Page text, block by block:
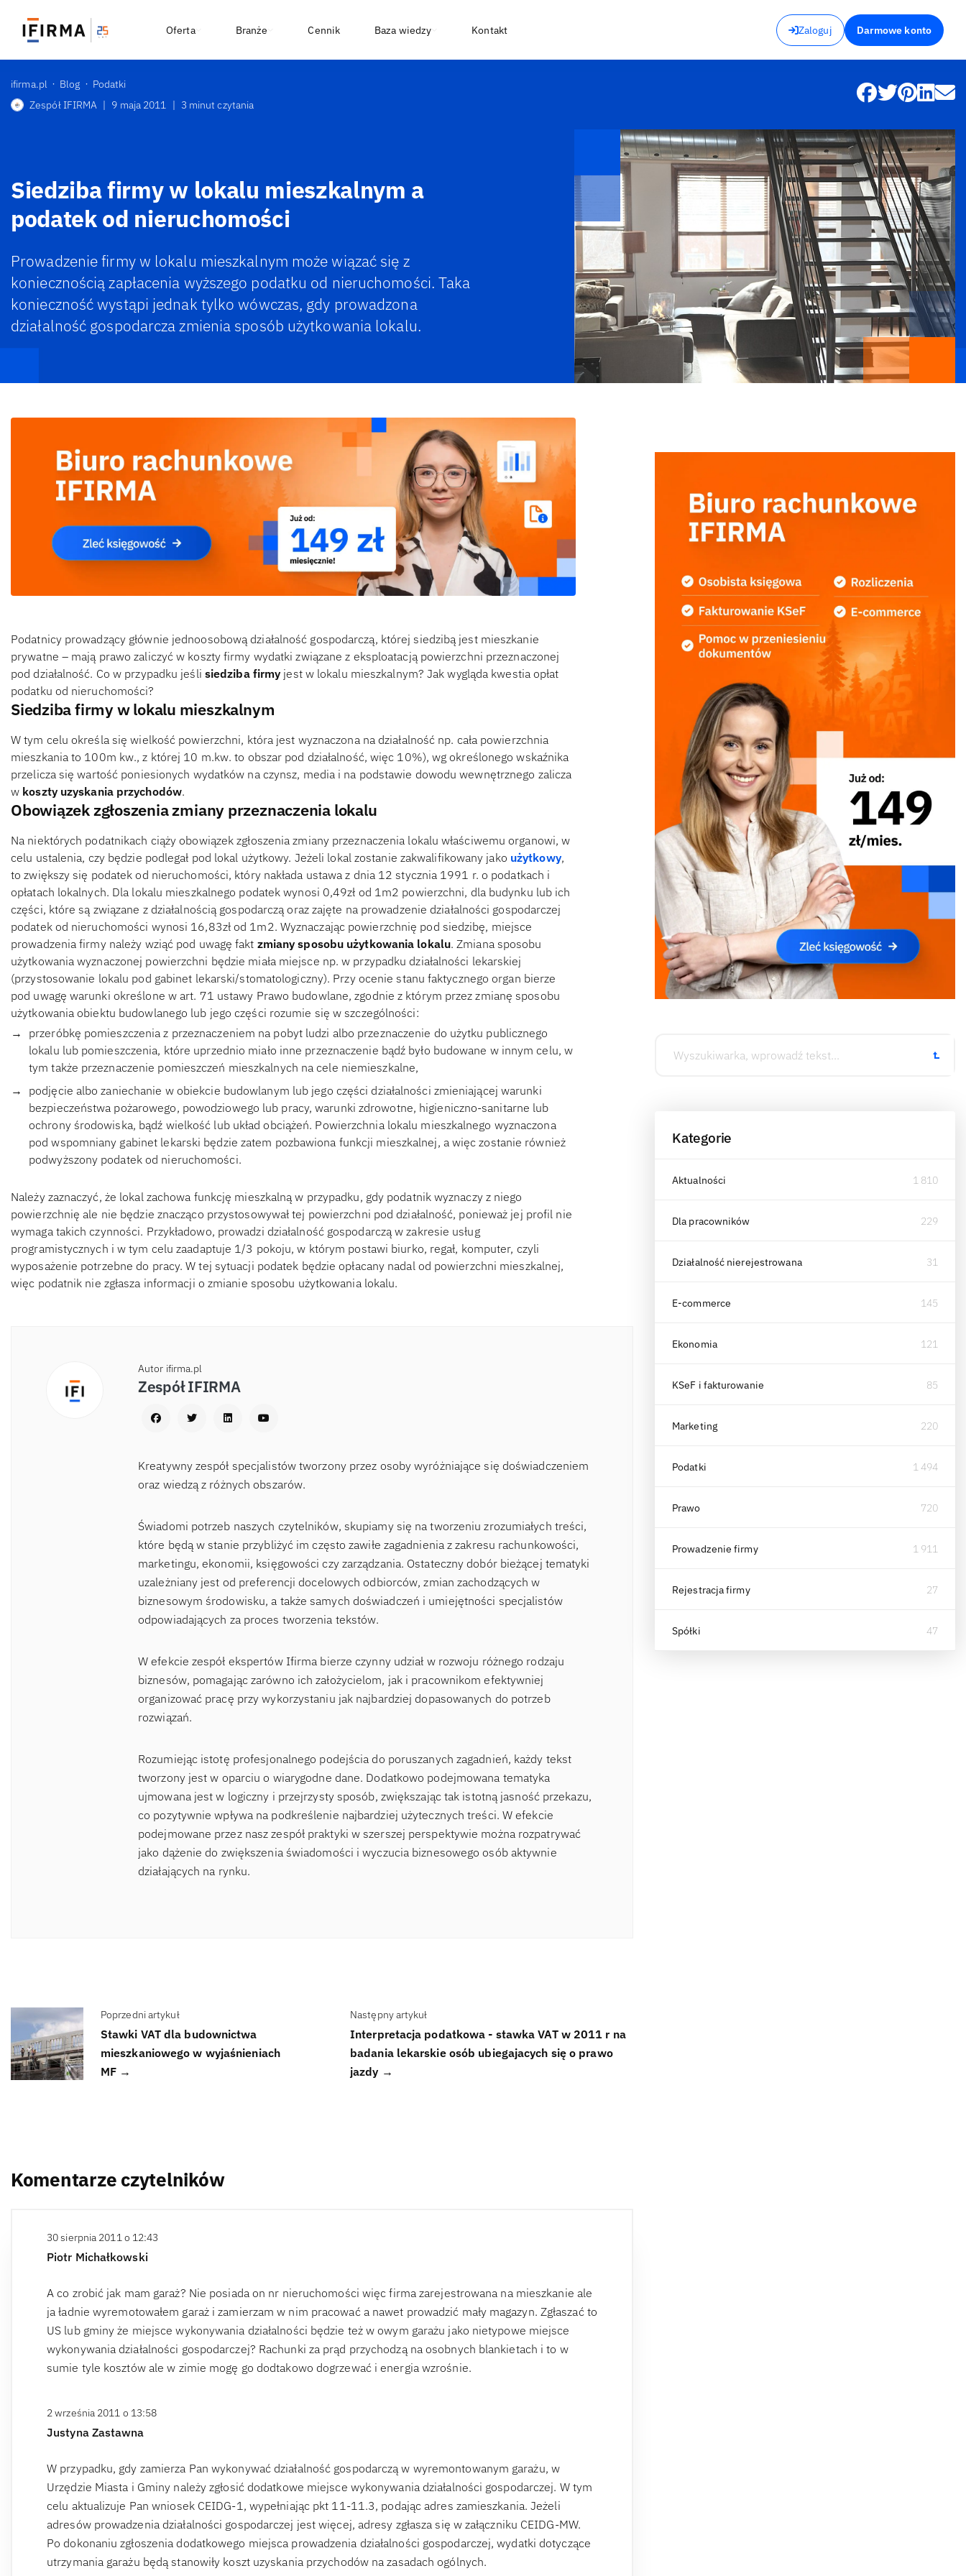
Zaloguj Darmowe konto
Oferta Branże Cennik Baza wiedzy Kontakt
ifirma.pl Blog
Podatki
Zespół IFIRMA | 9 maja 2011 | 3 minut czytania
Siedziba firmy w lokalu mieszkalnym a
podatek od nieruchomości
Prowadzenie firmy w lokalu mieszkalnym może wiązać się z
koniecznością zapłacenia wyższego podatku od nieruchomości. Taka
konieczność wystąpi jednak tylko wówczas, gdy prowadzona
działalność gospodarcza zmienia sposób użytkowania lokalu.
Podatnicy prowadzący głównie jednoosobową działalność gospodarczą, której siedzibą jest mieszkanie
prywatne – mają prawo zaliczyć w koszty firmy wydatki związane z eksploatacją powierzchni przeznaczonej
pod działalność. Co w przypadku jeśli siedziba firmy jest w lokalu mieszkalnym? Jak wygląda kwestia opłat
podatku od nieruchomości?
Siedziba firmy w lokalu mieszkalnym
W tym celu określa się wielkość powierzchni, która jest wyznaczona na działalność np. cała powierzchnia
mieszkania to 100m kw., z której 10 m.kw. to obszar pod działalność, więc 10%), wg określonego wskaźnika
przelicza się wartość poniesionych wydatków na czynsz, media i na podstawie dowodu wewnętrznego zalicza
w koszty uzyskania przychodów.
Obowiązek zgłoszenia zmiany przeznaczenia lokalu
Na niektórych podatnikach ciąży obowiązek zgłoszenia zmiany przeznaczenia lokalu właściwemu organowi, w
celu ustalenia, czy będzie podlegał pod lokal użytkowy. Jeżeli lokal zostanie zakwalifikowany jako użytkowy,
to zwiększy się podatek od nieruchomości, który nakłada ustawa z dnia 12 stycznia 1991 r. o podatkach i
opłatach lokalnych. Dla lokalu mieszkalnego podatek wynosi 0,49zł od 1m2 powierzchni, dla budynku lub ich
części, które są związane z działalnością gospodarczą oraz zajęte na prowadzenie działalności gospodarczej
podatek od nieruchomości wynosi 16,83zł od 1m2. Wyznaczając powierzchnię pod siedzibę, miejsce
prowadzenia firmy należy wziąć pod uwagę fakt zmiany sposobu użytkowania lokalu. Zmiana sposobu
użytkowania wyznaczonej powierzchni będzie miała miejsce np. w przypadku działalności lekarskiej
(przystosowanie lokalu pod gabinet lekarski/stomatologiczny). Przy ocenie stanu faktycznego organ bierze
pod uwagę warunki określone w art. 71 ustawy Prawo budowlane, zgodnie z którym przez zmianę sposobu
użytkowania obiektu budowlanego lub jego części rozumie się w szczególności:
przeróbkę pomieszczenia z przeznaczeniem na pobyt ludzi albo przeznaczenie do użytku publicznego
lokalu lub pomieszczenia, które uprzednio miało inne przeznaczenie bądź było budowane w innym celu, w
tym także przeznaczenie pomieszczeń mieszkalnych na cele niemieszkalne,
podjęcie albo zaniechanie w obiekcie budowlanym lub jego części działalności zmieniającej warunki
bezpieczeństwa pożarowego, powodziowego lub pracy, warunki zdrowotne, higieniczno-sanitarne lub
ochrony środowiska, bądź wielkość lub układ obciążeń. Powierzchnia lokalu mieszkalnego wyznaczona
pod wspomniany gabinet lekarski będzie zatem pozbawiona funkcji mieszkalnej, a więc zostanie również
podwyższony podatek od nieruchomości.
Należy zaznaczyć, że lokal zachowa funkcję mieszkalną w przypadku, gdy podatnik wyznaczy z niego
powierzchnię ale nie będzie znacząco przystosowywał tej powierzchni pod działalność, ponieważ jej profil nie
wymaga takich czynności. Przykładowo, prowadzi działalność gospodarczą w zakresie usług
programistycznych i w tym celu zaadaptuje 1/3 pokoju, w którym postawi biurko, regał, komputer, czyli
wyposażenie potrzebne do pracy. W tej sytuacji podatek będzie opłacany nadal od powierzchni mieszkalnej,
więc podatnik nie zgłasza informacji o zmianie sposobu użytkowania lokalu.
Autor ifirma.pl
Zespół IFIRMA
Kreatywny zespół specjalistów tworzony przez osoby wyróżniające się doświadczeniem
oraz wiedzą z różnych obszarów.
Świadomi potrzeb naszych czytelników, skupiamy się na tworzeniu zrozumiałych treści,
które będą w stanie przybliżyć im często zawiłe zagadnienia z zakresu rachunkowości,
marketingu, ekonomii, księgowości czy zarządzania. Ostateczny dobór bieżącej tematyki
uzależniany jest od preferencji docelowych odbiorców, zmian zachodzących w
biznesowym środowisku, a także samych doświadczeń i umiejętności specjalistów
odpowiadających za proces tworzenia tekstów.
W efekcie zespół ekspertów Ifirma bierze czynny udział w rozwoju różnego rodzaju
biznesów, pomagając zarówno ich założycielom, jak i pracownikom efektywniej
organizować pracę przy wykorzystaniu jak najbardziej dopasowanych do potrzeb
rozwiązań.
Rozumiejąc istotę profesjonalnego podejścia do poruszanych zagadnień, każdy tekst
tworzony jest w oparciu o wiarygodne dane. Dodatkowo podejmowana tematyka
ujmowana jest w logiczny i przejrzysty sposób, zwiększając tak istotną jasność przekazu,
co pozytywnie wpływa na podkreślenie najbardziej użytecznych treści. W efekcie
podejmowane przez nasz zespół praktyki w szerszej perspektywie można rozpatrywać
jako dążenie do zwiększenia świadomości i wyczucia biznesowego osób aktywnie
działających na rynku.
Poprzedni artykuł
Stawki VAT dla budownictwa
mieszkaniowego w wyjaśnieniach
MF →
Następny artykuł
Interpretacja podatkowa - stawka VAT w 2011 r na
badania lekarskie osób ubiegajacych się o prawo
jazdy →
Komentarze czytelników
30 sierpnia 2011 o 12:43
Piotr Michałkowski
A co zrobić jak mam garaż? Nie posiada on nr nieruchomości więc firma zarejestrowana na mieszkanie ale
ja ładnie wyremotowałem garaż i zamierzam w nim pracować a nawet prowadzić mały magazyn. Zgłaszać to
US lub gminy że miejsce wykonywania działalności będzie też w owym garażu jako nietypowe miejsce
wykonywania działalności gospodarczej? Rachunki za prąd przychodzą na osobnych blankietach i to w
sumie tyle kosztów ale w zimie mogę go dodtakowo dogrzewać i energia wzrośnie.
2 września 2011 o 13:58
Justyna Zastawna
W przypadku, gdy zamierza Pan wykonywać działalność gospodarczą w wyremontowanym garażu, w
Urzędzie Miasta i Gminy należy zgłosić dodatkowe miejsce wykonywania działalności gospodarczej. W tym
celu aktualizuje Pan wniosek CEIDG-1, wypełniając pkt 11-11.3, podając adres zamieszkania. Jeżeli
adresów prowadzenia działalności gospodarczej jest więcej, adresy zgłasza się w załączniku CEIDG-MW.
Po dokonaniu zgłoszenia dodatkowego miejsca prowadzenia działalności gospodarczej, wydatki dotyczące
utrzymania garażu będą stanowiły koszt uzyskania przychodów na zasadach ogólnych.
Kategorie
Aktualności 1 810
Dla pracowników 229
Działalność nierejestrowana 31
E-commerce 145
Ekonomia 121
KSeF i fakturowanie 85
Marketing 220
Podatki 1 494
Prawo 720
Prowadzenie firmy 1 911
Rejestracja firmy 27
Spółki 47